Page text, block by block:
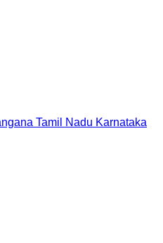
Tamil Nadu Karnataka